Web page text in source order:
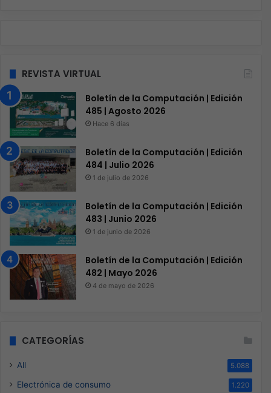
REVISTA VIRTUAL
Boletín de la Computación | Edición
485 | Agosto 2026
Hace 6 días
Boletín de la Computación | Edición
484 | Julio 2026
1 de julio de 2026
Boletín de la Computación | Edición
483 | Junio 2026
1 de junio de 2026
Boletín de la Computación | Edición
482 | Mayo 2026
4 de mayo de 2026
CATEGORÍAS
All 5.088
Electrónica de consumo 1.220